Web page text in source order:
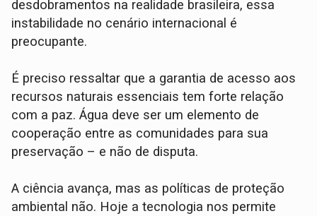
desdobramentos na realidade brasileira, essa
instabilidade no cenário internacional é
preocupante.
É preciso ressaltar que a garantia de acesso aos
recursos naturais essenciais tem forte relação
com a paz. Água deve ser um elemento de
cooperação entre as comunidades para sua
preservação – e não de disputa.
A ciência avança, mas as políticas de proteção
ambiental não. Hoje a tecnologia nos permite